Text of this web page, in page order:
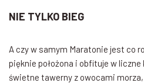
NIE TYLKO BIEG
A czy w samym Maratonie jest co
pięknie położona i obfituje w liczne
świetne tawerny z owocami